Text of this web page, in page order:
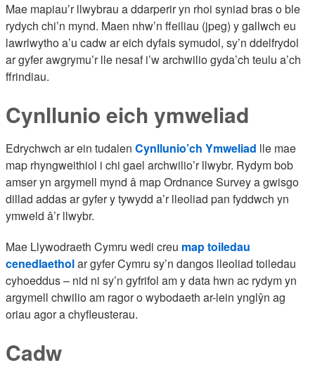
Mae mapiau’r llwybrau a ddarperir yn rhoi syniad bras o ble
rydych chi’n mynd. Maen nhw’n ffeiliau (jpeg) y gallwch eu
lawrlwytho a’u cadw ar eich dyfais symudol, sy’n ddelfrydol
ar gyfer awgrymu’r lle nesaf i’w archwilio gyda’ch teulu a’ch
ffrindiau.
Cynllunio eich ymweliad
Edrychwch ar ein tudalen Cynllunio’ch Ymweliad lle mae
map rhyngweithiol i chi gael archwilio’r llwybr. Rydym bob
amser yn argymell mynd â map Ordnance Survey a gwisgo
dillad addas ar gyfer y tywydd a’r lleoliad pan fyddwch yn
ymweld â’r llwybr.
Mae Llywodraeth Cymru wedi creu map toiledau
cenedlaetholar gyfer Cymru sy’n dangos lleoliad toiledau
cyhoeddus – nid ni sy’n gyfrifol am y data hwn ac rydym yn
argymell chwilio am ragor o wybodaeth ar-lein ynglŷn ag
oriau agor a chyfleusterau.
Cadw